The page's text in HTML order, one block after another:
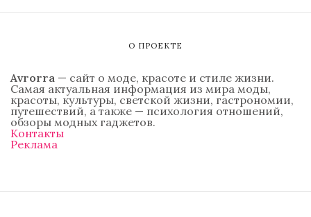
О ПРОЕКТЕ
Avrorra — сайт о моде, красоте и стиле жизни.
Самая актуальная информация из мира моды,
красоты, культуры, светской жизни, гастрономии,
путешествий, а также — психология отношений,
обзоры модных гаджетов.
Контакты
Реклама